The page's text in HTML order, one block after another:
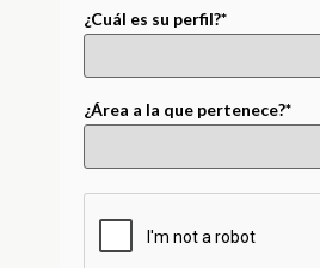
¿Cuál es su perfil?*
¿Área a la que pertenece?*